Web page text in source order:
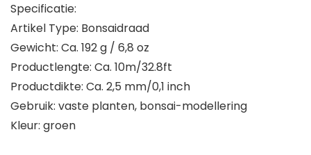
Specificatie:
Artikel Type: Bonsaidraad
Gewicht: Ca. 192 g / 6,8 oz
Productlengte: Ca. 10m/32.8ft
Productdikte: Ca. 2,5 mm/0,1 inch
Gebruik: vaste planten, bonsai-modellering
Kleur: groen